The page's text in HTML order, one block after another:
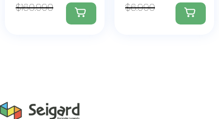
$160.990 $6.990